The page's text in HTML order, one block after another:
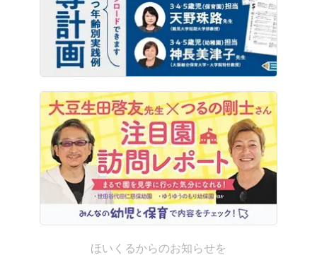
ほいくるからのお知らせを